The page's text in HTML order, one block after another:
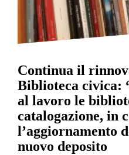
Continua il
Biblioteca civica:
al lavoro le
catalogazione, in
l’aggiornamento
nuovo deposito